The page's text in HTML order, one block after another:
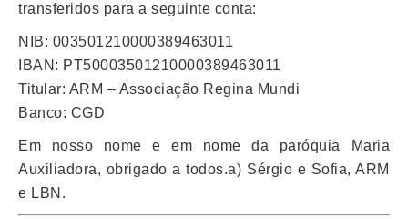
transferidos para a seguinte conta:
NIB: 003501210000389463011
IBAN: PT50003501210000389463011
Titular: ARM – Associação Regina Mundi
Banco: CGD
Em nosso nome e em nome da paróquia Maria
Auxiliadora, obrigado a todos.a) Sérgio e Sofia, ARM
e LBN.